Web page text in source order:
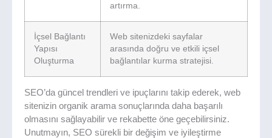
artırma.
İçsel Bağlantı
Yapısı
Oluşturma
Web sitenizdeki sayfalar
arasında doğru ve etkili içsel
bağlantılar kurma stratejisi.
SEO’da güncel trendleri ve ipuçlarını takip ederek, web
sitenizin organik arama sonuçlarında daha başarılı
olmasını sağlayabilir ve rekabette öne geçebilirsiniz.
Unutmayın, SEO sürekli bir değişim ve iyileştirme